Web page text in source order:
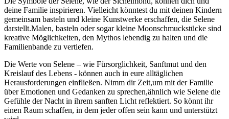
deine Familie inspirieren. Vielleicht könntest du ​mit deinen Kindern
gemeinsam‌ basteln und kleine Kunstwerke erschaffen, die Selene
darstellt.Malen, basteln‌ oder sogar kleine Moonschmuckstücke sind
kreative Möglichkeiten, den Mythos lebendig zu halten und die
Familienbande zu⁤ vertiefen.
Die Werte von⁣ Selene – wie Fürsorglichkeit, Sanftmut und den
Kreislauf des Lebens ⁤- ​können auch in ⁢eure alltäglichen
Herausforderungen einfließen. Nimm dir Zeit,um mit der Familie‌
über Emotionen und Gedanken zu sprechen,ähnlich wie Selene die
Gefühle der Nacht in ihrem sanften Licht reflektiert. So könnt‌ ihr
einen Raum schaffen, in dem jeder offen sein kann und unterstützt